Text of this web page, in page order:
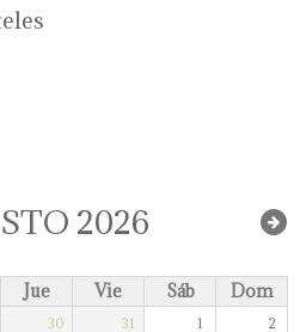
2026
Jue Vie Sáb Dom
30 31 1 2